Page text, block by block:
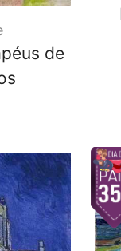
de